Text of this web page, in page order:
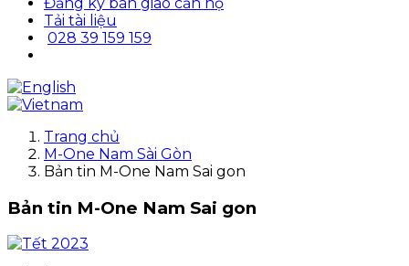
Tải tài liệu
028 39 159 159
Trang chủ
M-One Nam Sài Gòn
Bản tin M-One Nam Sai gon
Bản tin M-One Nam Sai gon